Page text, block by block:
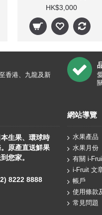
HK$3,000
香港、九龍及新
生果、 環球時
原產直送鮮果
您家。
8222 8888
網站導覽
水果產品
水果月份
有關 i-
i-Fruit 文
帳戶
使用條款
常見問題